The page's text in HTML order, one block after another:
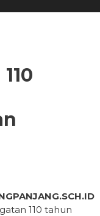
110 tahun